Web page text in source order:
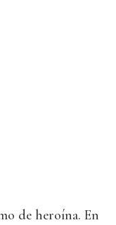
de heroína. En